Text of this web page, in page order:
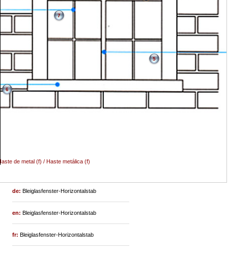
5
6
de metal (f) / Haste metálica (f)
7
de:Bleiglasfenster-Horizontalstab
en:Bleiglasfenster-Horizontalstab
fr:Bleiglasfenster-Horizontalstab